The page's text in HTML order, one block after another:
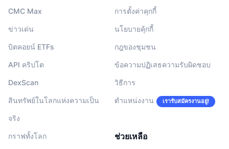
CMC Max
ข่าวเด่น
บิตคอยน์ ETFs
API คริปโต
DexScan
สินทรัพย์ในโลกแห่งความเป็น
จริง
กราฟทั้งโลก
การตั้งค่าคุกกี้
นโยบายคุ้กกี้
กฎของชุมชน
ข้อความปฏิเสธความรับผิดชอบ
วิธีการ
ตำแหน่งงาน เรารับสมัครงานอยู่!
ช่วยเหลือ